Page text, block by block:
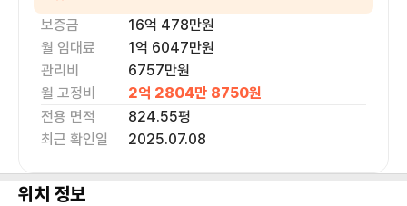
보증금 16억 478만원
월 임대료
1억 6047만원
관리비
6757만원
월 고정비
2억 2804만 8750원
전용 면적
824.55평
최근 확인일
2025.07.08
위치 정보